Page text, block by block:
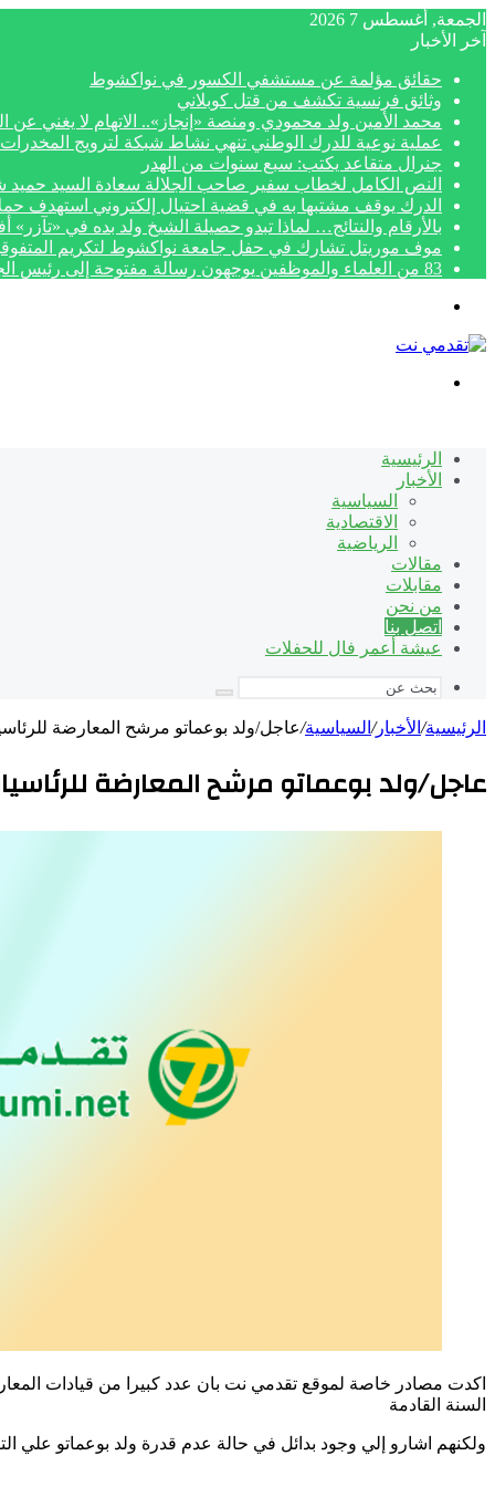
الجمعة, أغسطس 7 2026
آخر الأخبار
حقائق مؤلمة عن مستشفي الكسور في نواكشوط
وثائق فرنسية تكشف من قتل كوبلاني
محمد الأمين ولد محمودي ومنصة «إنجاز».. الاتهام لا يغني عن
عملية نوعية للدرك الوطني تنهي نشاط شبكة لترويج المخدرات
جنرال متقاعد يكتب: سبع سنوات من الهدر
النص الكامل لخطاب سفير صاحب الجلالة سعادة السيد حميد شبار بمناسبة
الدرك يوقف مشتبها به في قضية احتيال إلكتروني استهدف
بالأرقام والنتائج… لماذا تبدو حصيلة الشيخ ولد بده في
موف موريتل تشارك في حفل جامعة نواكشوط لتكريم
83 من العلماء والموظفين يوجهون رسالة مفتوحة إلى رئيس الجمهورية لتنفيذ أحكام قضائية نهائية
الرئيسية
الأخبار
السياسية
الاقتصادية
الرياضية
مقالات
مقابلات
من نحن
اتصل بنا
عيشة أعمر فال للحفلات
بحث
الرئيسية/ الأخبار/ السياسية/عاجل/ولد بوعماتو مرشح المعارضة
عاجل/ولد بوعماتو مرشح المعارضة
اكدت مصادر خاصة لموقع تقدمي نت بان عدد كبيرا من قيادات
السنة القادمة
ولكنهم اشارو إلي وجود بدائل في حالة عدم قدرة ولد بوعماتو علي